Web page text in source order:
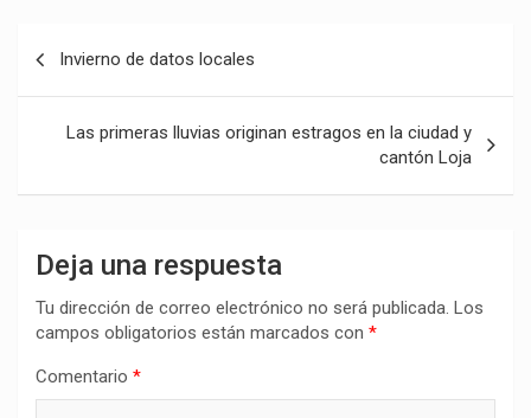
entradas
Invierno de datos locales
Las primeras lluvias originan estragos en la ciudad y
cantón Loja
Deja una respuesta
Tu dirección de correo electrónico no será publicada. Los
campos obligatorios están marcados con *
Comentario *